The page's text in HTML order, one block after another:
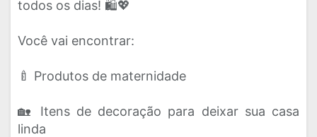
todos os dias! 🛍️💖
Você vai encontrar:
🍼 Produtos de maternidade
🏡 Itens de decoração para deixar sua casa
linda